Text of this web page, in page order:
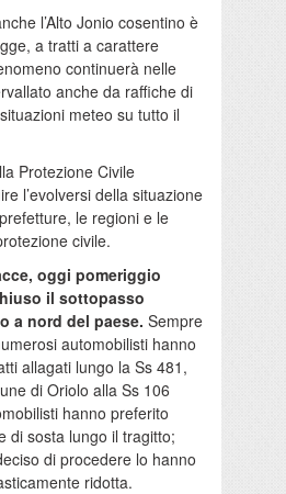
l’Alto Jonio cosentino è
a tratti a carattere
continuerà nelle
anche da raffiche di
meteo su tutto il
Protezione Civile
l’evolversi della situazione
le regioni e le
civile.
oggi pomeriggio
il sottopasso
a nord del paese. Sempre
automobilisti hanno
allagati lungo la Ss 481,
di Oriolo alla Ss 106
hanno preferito
di sosta lungo il tragitto;
di procedere lo hanno
ridotta.